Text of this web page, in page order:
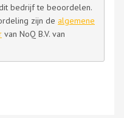
bedrijf te beoordelen.
zijn de algemene
van NoQ B.V. van